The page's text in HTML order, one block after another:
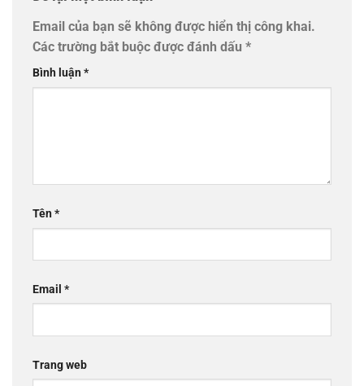
Email của bạn sẽ không được hiển thị công khai.
Các trường bắt buộc được đánh dấu *
Bình luận*
Tên*
Email *
Trang web